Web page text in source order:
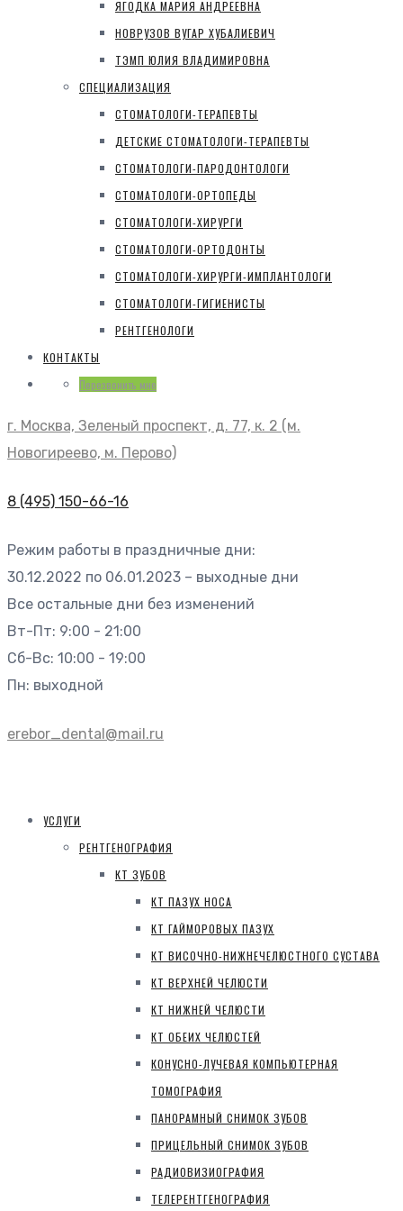
ЯГОДКА МАРИЯ АНДРЕЕВНА
НОВРУЗОВ ВУГАР ХУБАЛИЕВИЧ
ТЭМП ЮЛИЯ ВЛАДИМИРОВНА
СПЕЦИАЛИЗАЦИЯ
СТОМАТОЛОГИ-ТЕРАПЕВТЫ
ДЕТСКИЕ СТОМАТОЛОГИ-ТЕРАПЕВТЫ
СТОМАТОЛОГИ-ПАРОДОНТОЛОГИ
СТОМАТОЛОГИ-ОРТОПЕДЫ
СТОМАТОЛОГИ-ХИРУРГИ
СТОМАТОЛОГИ-ОРТОДОНТЫ
СТОМАТОЛОГИ-ХИРУРГИ-ИМПЛАНТОЛОГИ
СТОМАТОЛОГИ-ГИГИЕНИСТЫ
РЕНТГЕНОЛОГИ
КОНТАКТЫ
Перезвонить мне
г. Москва, Зеленый проспект, д. 77, к. 2 (м.
Новогиреево, м. Перово)
8 (495) 150-66-16
Режим работы в праздничные дни:
30.12.2022 по 06.01.2023 – выходные дни
Все остальные дни без изменений
Вт-Пт: 9:00 - 21:00
Сб-Вс: 10:00 - 19:00
Пн: выходной
erebor_dental@mail.ru
УСЛУГИ
РЕНТГЕНОГРАФИЯ
КТ ЗУБОВ
КТ ПАЗУХ НОСА
КТ ГАЙМОРОВЫХ ПАЗУХ
КТ ВИСОЧНО-НИЖНЕЧЕЛЮСТНОГО СУСТАВА
КТ ВЕРХНЕЙ ЧЕЛЮСТИ
КТ НИЖНЕЙ ЧЕЛЮСТИ
КТ ОБЕИХ ЧЕЛЮСТЕЙ
КОНУСНО-ЛУЧЕВАЯ КОМПЬЮТЕРНАЯ
ТОМОГРАФИЯ
ПАНОРАМНЫЙ СНИМОК ЗУБОВ
ПРИЦЕЛЬНЫЙ СНИМОК ЗУБОВ
РАДИОВИЗИОГРАФИЯ
ТЕЛЕРЕНТГЕНОГРАФИЯ